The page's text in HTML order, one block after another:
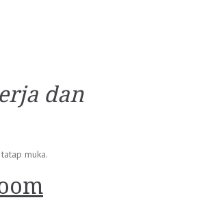
dan
muka.